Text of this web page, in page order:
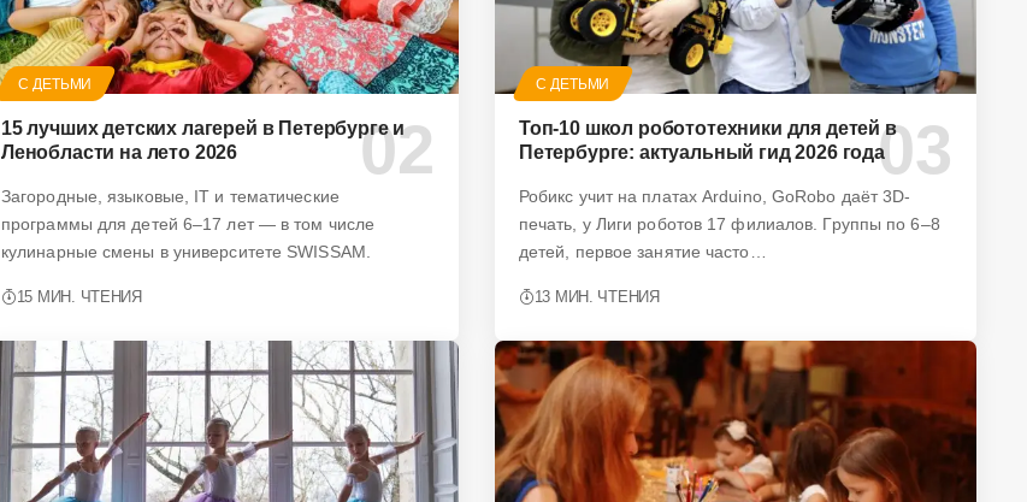
С ДЕТЬМИ
15 лучших детских лагерей в Петербурге и
Ленобласти на лето 2026
Загородные, языковые, IT и тематические
программы для детей 6–17 лет — в том числе
кулинарные смены в университете SWISSAM.
15 МИН. ЧТЕНИЯ
С ДЕТЬМИ
Топ-10 школ робототехники для детей в
Петербурге: актуальный гид 2026 года
Робикс учит на платах Arduino, GoRobo даёт 3D-
печать, у Лиги роботов 17 филиалов. Группы по 6–8
детей, первое занятие часто…
13 МИН. ЧТЕНИЯ